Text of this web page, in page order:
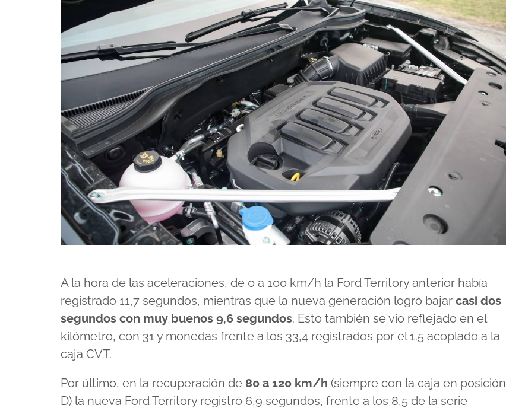
A la hora de las aceleraciones, de 0 a 100 km/h la Ford Territory anterior había
registrado 11,7 segundos, mientras que la nueva generación logró bajar casi dos
segundos con muy buenos 9,6 segundos. Esto también se vio reflejado en el
kilómetro, con 31 y monedas frente a los 33,4 registrados por el 1.5 acoplado a la
caja CVT.
Por último, en la recuperación de 80 a 120 km/h (siempre con la caja en posición
D) la nueva Ford Territory registró 6,9 segundos, frente a los 8,5 de la serie